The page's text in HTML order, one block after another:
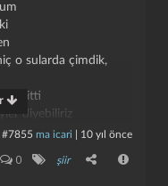
o sularda çimdik,
bitti
diyebiliriz
buzlu rakı
#7855 ma icari 10 yıl önce
0 şiir
kapat kaydet